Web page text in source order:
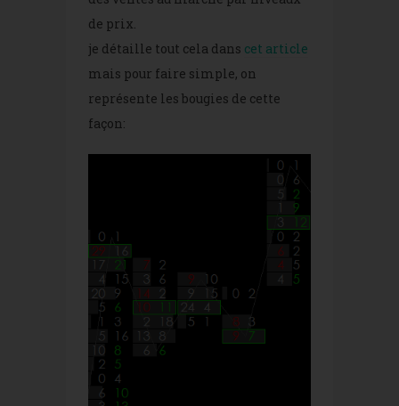
de prix.
je détaille tout cela dans cet article
mais pour faire simple, on
représente les bougies de cette
façon: